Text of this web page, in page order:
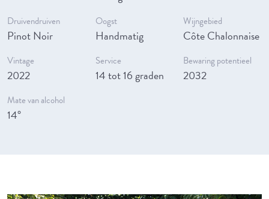
Druivendruiven
Pinot Noir
Oogst
Handmatig
Wijngebied
Côte Chalonnaise
Vintage
2022
Service
14 tot 16 graden
Bewaring potentieel
2032
Mate van alcohol
14°